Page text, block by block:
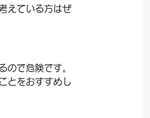
えている方はぜ
ので危険です。
とをおすすめし